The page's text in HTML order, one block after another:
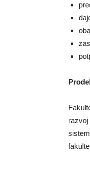
razvoj